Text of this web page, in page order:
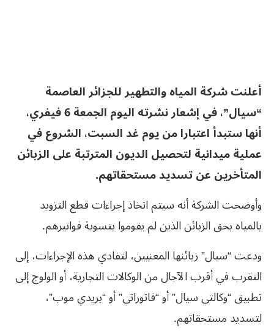
أعلنت شركة المياه والتطهير للجزائر العاصمة
“سيال”، في إشعار نشرته اليوم الجمعة 6 فيفري،
أنها ستبدأ اعتبارا من يوم غد السبت، الشروع في
عملية ميدانية لتحصيل الديون المترتبة على الزبائن
المتأخرين عن تسديد مستحقاتهم.
وأوضحت الشركة أنه سيتم اتخاذ إجراءات قطع التزويد
بالمياه بحق الزبائن الذين لم يقوموا بتسوية فواتيرهم.
ودعت “سيال” زبائنها المعنيين، لتفادي هذه الإجراءات، إلى
التقرب في أقرب الآجال من الوكالات التجارية، أو الولوج إلى
تطبيق “وكالتي سيال” أو “فاتوراتي” أو “بريدي موب”،
لتسديد مستحقاتهم.